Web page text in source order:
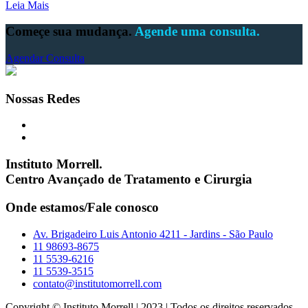
Leia Mais
Começe sua mudança. Agende uma consulta.
Agendar Consulta
Nossas Redes
Instituto Morrell.
Centro Avançado de Tratamento e Cirurgia
Onde estamos/Fale conosco
Av. Brigadeiro Luis Antonio 4211 - Jardins - São Paulo
11 98693-8675
11 5539-6216
11 5539-3515
contato@institutomorrell.com